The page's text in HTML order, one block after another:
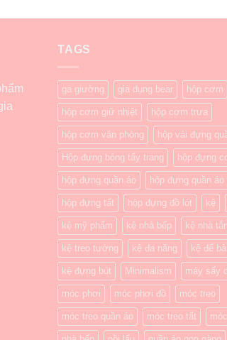
TAGS
ga giường gia dụng bear hộp cơm
hộp cơm giữ nhiệt hộp cơm trưa
hộp cơm văn phòng hộp vải đựng
Hộp đựng bông tẩy trang hộp đựng
hộp đựng quần áo hộp đựng quần
hộp đựng tất hộp đựng đồ lót kệ
kệ mỹ phẩm kệ nhà bếp kệ nhà
kệ treo tường kệ đa năng kệ để
kệ đựng bút Minimalism máy sấy
móc phơi móc phơi đồ móc treo
móc treo quần áo móc treo tất